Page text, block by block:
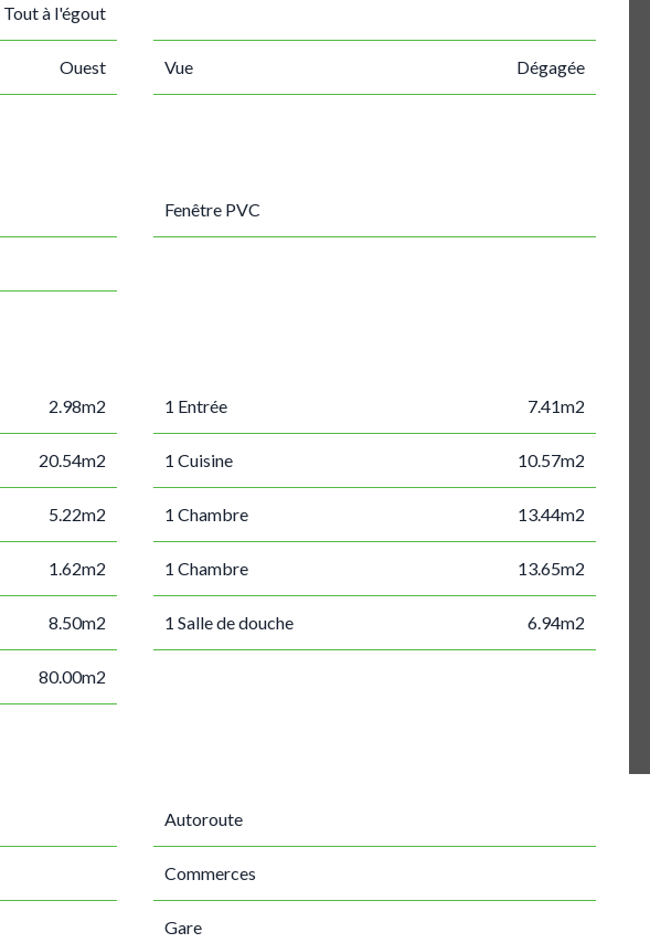
Tout à l'égout
Ouest Vue Dégagée
Fenêtre PVC
2.98m2 1 Entrée 7.41m2
20.54m2 1 Cuisine 10.57m2
5.22m2 1 Chambre 13.44m2
1.62m2 1 Chambre 13.65m2
8.50m2 1 Salle de douche 6.94m2
80.00m2
Autoroute
Commerces
Gare